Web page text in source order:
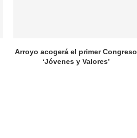
Arroyo acogerá el primer Congreso
‘Jóvenes y Valores’